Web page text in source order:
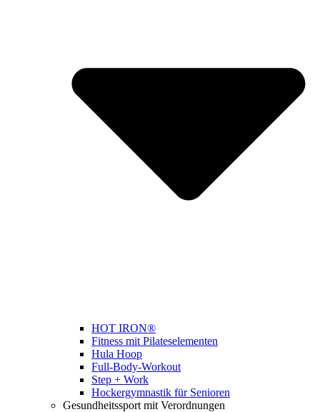
HOT IRON®
Fitness mit Pilateselementen
Hula Hoop
Full-Body-Workout
Step + Work
Hockergymnastik für Senioren
Gesundheitssport mit Verordnungen